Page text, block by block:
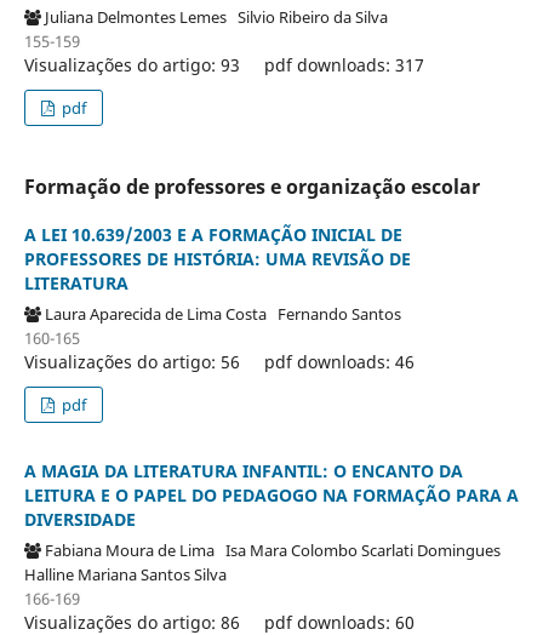
Juliana Delmontes Lemes Silvio Ribeiro da Silva
155-159
Visualizações do artigo: 93 pdf downloads: 317
pdf
Formação de professores e organização escolar
A LEI 10.639/2003 E A FORMAÇÃO INICIAL DE
PROFESSORES DE HISTÓRIA: UMA REVISÃO DE
LITERATURA
Laura Aparecida de Lima Costa Fernando Santos
160-165
Visualizações do artigo: 56 pdf downloads: 46
pdf
A MAGIA DA LITERATURA INFANTIL: O ENCANTO DA
LEITURA E O PAPEL DO PEDAGOGO NA FORMAÇÃO PARA A
DIVERSIDADE
Fabiana Moura de Lima Isa Mara Colombo Scarlati Domingues
Halline Mariana Santos Silva
166-169
Visualizações do artigo: 86 pdf downloads: 60